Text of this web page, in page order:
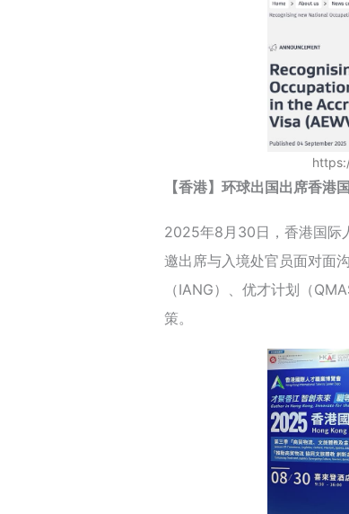
【香港】环球出国出席香港
2025年8月30日，香港国际
邀出席与入境处官员面对面
（IANG）、优才计划（
策。